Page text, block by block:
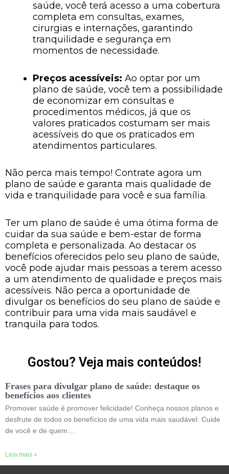
saúde, você terá acesso a uma cobertura
completa em consultas, exames,
cirurgias e internações, garantindo
tranquilidade e segurança em
momentos de necessidade.
Preços acessíveis: Ao optar por um
plano de saúde, você tem a possibilidade
de economizar em consultas e
procedimentos médicos, já que os
valores praticados costumam ser mais
acessíveis do que os praticados em
atendimentos particulares.
Não perca mais tempo! Contrate agora um
plano de saúde e garanta mais qualidade de
vida e tranquilidade para você e sua família.
Ter um plano de saúde é uma ótima forma de
cuidar da sua saúde e bem-estar de forma
completa e personalizada. Ao destacar os
benefícios oferecidos pelo seu plano de saúde,
você pode ajudar mais pessoas a terem acesso
a um atendimento de qualidade e preços mais
acessíveis. Não perca a oportunidade de
divulgar os benefícios do seu plano de saúde e
contribuir para uma vida mais saudável e
tranquila para todos.
Gostou? Veja mais conteúdos!
Frases para divulgar plano de saúde: destaque os
benefícios aos clientes
Promover saúde é promover felicidade! Conheça nossos planos e
desfrute de todos os benefícios de uma vida mais saudável. Cuide
de você e de quem…
Leia mais »